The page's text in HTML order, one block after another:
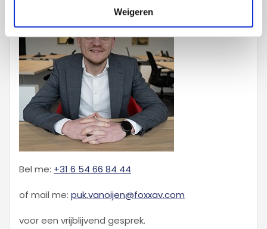
Weigeren
Bel me: +31 6 54 66 84 44
of mail me: puk.vanoijen@foxxav.com
voor een vrijblijvend gesprek.